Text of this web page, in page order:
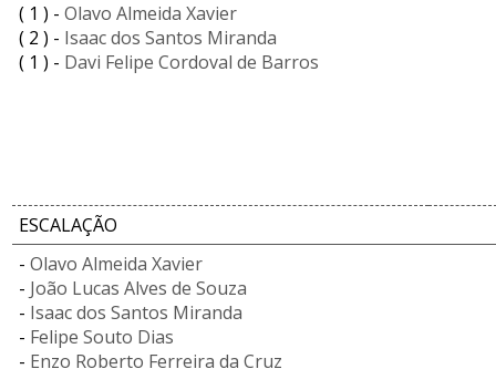
( 1 ) - Olavo Almeida Xavier
( 2 ) - Isaac dos Santos Miranda
( 1 ) - Davi Felipe Cordoval de Barros
ESCALAÇÃO
- Olavo Almeida Xavier
- João Lucas Alves de Souza
- Isaac dos Santos Miranda
- Felipe Souto Dias
- Enzo Roberto Ferreira da Cruz